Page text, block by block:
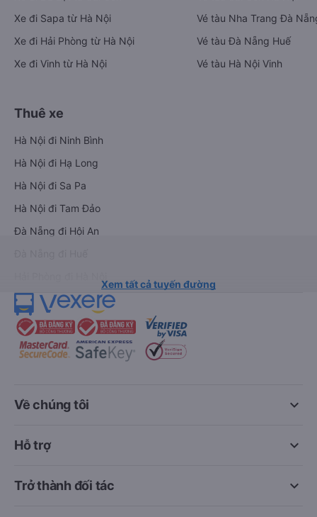
Xe đi Sapa từ Hà Nội
Xe đi Hải Phòng từ Hà Nội
Xe đi Vinh từ Hà Nội
Vé tàu Nha Trang Đà
Vé tàu Đà Nẵng Huế
Vé tàu Hà Nội Vinh
Thuê xe
Hà Nội đi Ninh Bình
Hà Nội đi Hạ Long
Hà Nội đi Sa Pa
Hà Nội đi Tam Đảo
Đà Nẵng đi Hội An
Xem tất cả tuyến đường
keyboard_arrow_down
Về chúng tôi
keyboard_arrow_down
Hỗ trợ
keyboard_arrow_down
Trở thành đối tác